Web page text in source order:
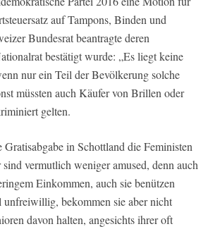
auf Tampons, Binden und
Bundesrat beantragte deren
bestätigt wurde: „Es liegt keine
nur ein Teil der Bevölkerung solche
müssten auch Käufer von Brillen oder
gelten.
in Schottland die Feministen
vermutlich weniger amused, denn auch
Einkommen, auch sie benützen
unfreiwillig, bekommen sie aber nicht
davon halten, angesichts ihrer oft